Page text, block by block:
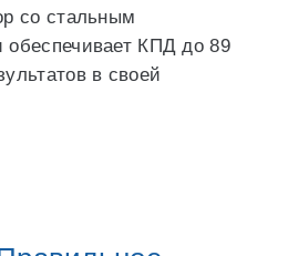
со стальным
обеспечивает КПД до 89
в своей